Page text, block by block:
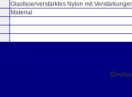
Glasfaserverstärktes Nylon mit
Material
Last:
des Blockes ohne Beschädigung während